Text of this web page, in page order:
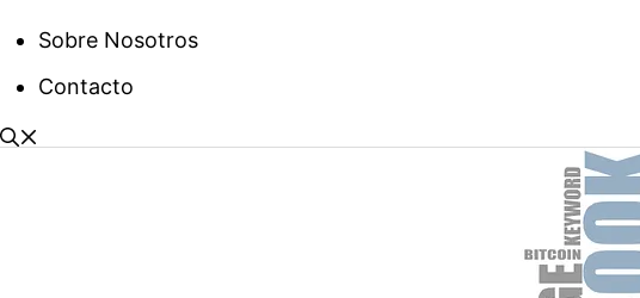
Sobre Nosotros
Contacto